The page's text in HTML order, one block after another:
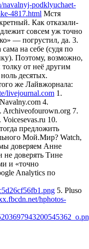
navalnyj-podklyuchaet-
4817.html Мстя
Как отказали-
совсем уж точно
— погрустил, да. 3.
на себе (судя по
Поэтому, возможно,
толку от неё другим
десятых.
же Лайвжорнала:
livejournal.com 1.
4.
Archiveofourown.org 7.
10.
предложить
Мой.Мир? Watch,
доверяем Анне
доверять Тине
и «точно
Analytics по
5. Pluso
hphotos-